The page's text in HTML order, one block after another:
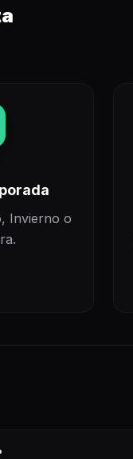
Invierno o